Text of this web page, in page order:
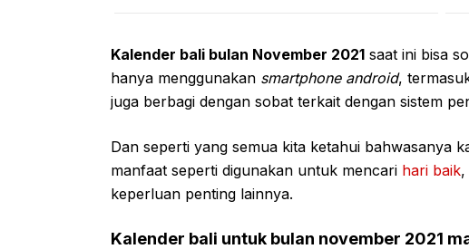
Kalender bali bulan November 2021 saat ini bisa
hanya menggunakan smartphone android,
juga berbagi dengan sobat terkait dengan sistem
Dan seperti yang semua kita ketahui bahwasanya
manfaat seperti digunakan untuk mencari hari baik,
keperluan penting lainnya.
Kalender bali untuk bulan november 2021